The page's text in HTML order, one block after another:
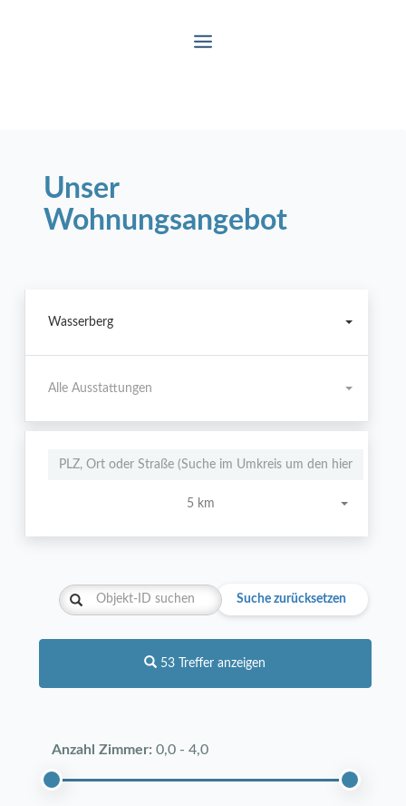
Unser
Wohnungsangebot
Wasserberg
Alle Ausstattungen
5 km
53 Treffer anzeigen
Suche zurücksetzen
Anzahl Zimmer: 0,0 - 4,0